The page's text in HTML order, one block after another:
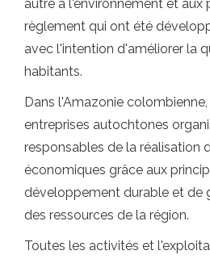
autre à l'environnement et aux
règlement qui ont été
avec l'intention d'améliorer la
habitants.
Dans l'Amazonie
entreprises autochtones
responsables de la réalisation
économiques grâce aux
développement durable et de
des ressources de la région.
Toutes les activités et